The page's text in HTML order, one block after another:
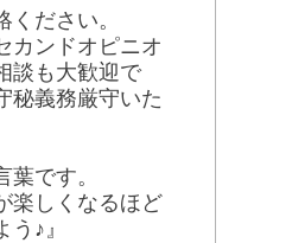
ください。
カンドオピニオ
談も大歓迎で
秘義務厳守いた
です。
楽しくなるほど
♪』